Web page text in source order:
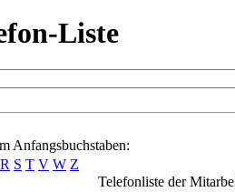
Liste
Anfangsbuchstaben:
R S T V W Z
Telefonliste der